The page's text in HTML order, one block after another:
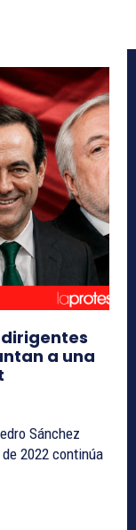
a una
Sánchez
2022 continúa